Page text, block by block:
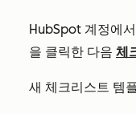
HubSpot 계정에
을 클릭한 다음 체
새 체크리스트 템